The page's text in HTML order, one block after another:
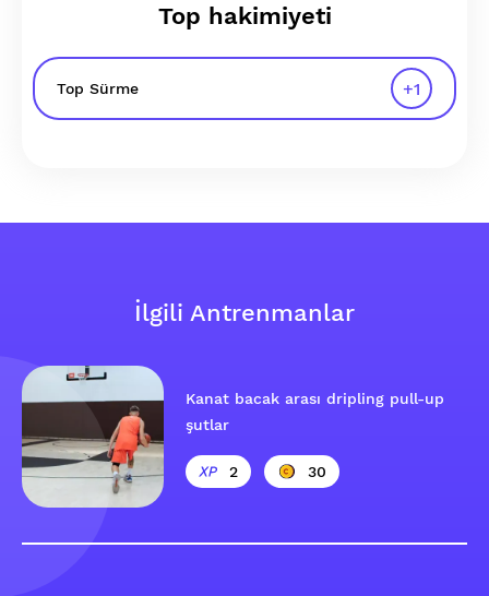
Top hakimiyeti
Top Sürme +1
İlgili Antrenmanlar
Kanat bacak arası dripling pull-up
şutlar
2 30